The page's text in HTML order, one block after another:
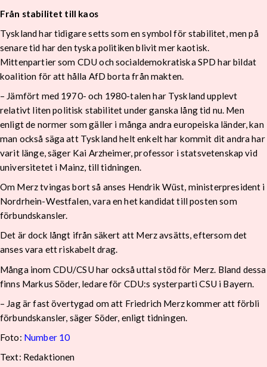
Från stabilitet till kaos
Tyskland har tidigare setts som en symbol för stabilitet, men på
senare tid har den tyska politiken blivit mer kaotisk.
Mittenpartier som CDU och socialdemokratiska SPD har bildat
koalition för att hålla AfD borta från makten.
– Jämfört med 1970- och 1980-talen har Tyskland upplevt
relativt liten politisk stabilitet under ganska lång tid nu. Men
enligt de normer som gäller i många andra europeiska länder, kan
man också säga att Tyskland helt enkelt har kommit dit andra har
varit länge, säger Kai Arzheimer, professor i statsvetenskap vid
universitetet i Mainz, till tidningen.
Om Merz tvingas bort så anses Hendrik Wüst, ministerpresident i
Nordrhein-Westfalen, vara en het kandidat till posten som
förbundskansler.
Det är dock långt ifrån säkert att Merz avsätts, eftersom det
anses vara ett riskabelt drag.
Många inom CDU/CSU har också uttal stöd för Merz. Bland dessa
finns Markus Söder, ledare för CDU:s systerparti CSU i Bayern.
– Jag är fast övertygad om att Friedrich Merz kommer att förbli
förbundskansler, säger Söder, enligt tidningen.
Foto: Number 10
Text: Redaktionen